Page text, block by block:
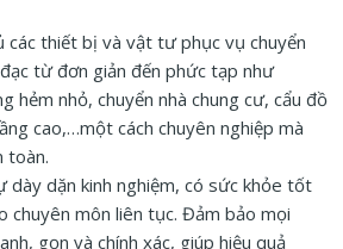
các thiết bị và vật tư phục vụ chuyển
từ đơn giản đến phức tạp như
hẻm nhỏ, chuyển nhà chung cư, cẩu đồ
cao,…một cách chuyên nghiệp mà
toàn.
dày dặn kinh nghiệm, có sức khỏe tốt
chuyên môn liên tục. Đảm bảo mọi
gọn và chính xác, giúp hiệu quả